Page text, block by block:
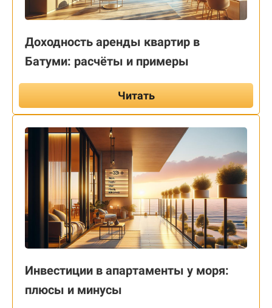
Доходность аренды квартир в
Батуми: расчёты и примеры
Читать
Инвестиции в апартаменты у моря:
плюсы и минусы